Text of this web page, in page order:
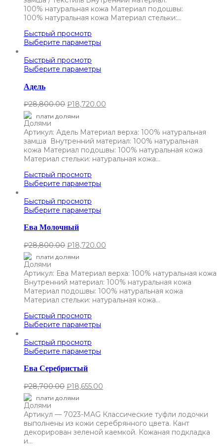
100% натуральная кожа Материал подошвы:
100% натуральная кожа Материал стельки:…
Быстрый просмотр
Выберите параметры
Быстрый просмотр
Выберите параметры
Адель
₽28,800.00 ₽18,720.00
плати долями
Артикул: Адель Материал верха: 100% натуральная
замша Внутренний материал: 100% натуральная
кожа Материал подошвы: 100% натуральная кожа
Материал стельки: натуральная кожа…
Быстрый просмотр
Выберите параметры
Быстрый просмотр
Выберите параметры
Ева Молочный
₽28,800.00 ₽18,720.00
плати долями
Артикул: Ева Материал верха: 100% натуральная кожа
Внутренний материал: 100% натуральная кожа
Материал подошвы: 100% натуральная кожа
Материал стельки: натуральная кожа…
Быстрый просмотр
Выберите параметры
Быстрый просмотр
Выберите параметры
Ева Серебристый
₽28,700.00 ₽18,655.00
плати долями
Артикул — 7023-MAG Классические туфли лодочки
выполнены из кожи серебрянного цвета. Кант
декорирован зеленой каемкой. Кожаная подкладка
и…